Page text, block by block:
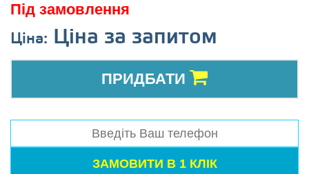
Під замовлення
Ціна: Ціна за запитом
ПРИДБАТИ